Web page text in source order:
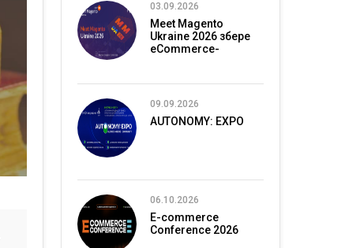
03.09.2026
Meet Magento
Ukraine 2026 збере
eCommerce-
09.09.2026
AUTONOMY: EXPO
06.10.2026
E-commerce
Conference 2026